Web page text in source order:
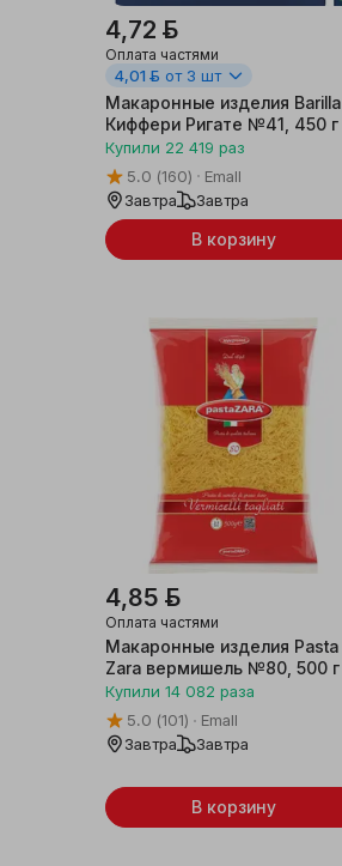
4,72 ƃ
Оплата частями
4,01 ƃ от 3 шт
Макаронные изделия Barilla
Киффери Ригате №41, 450 г
Купили 22 419 раз
5.0 (160)
Emall
Завтра
Завтра
В корзину
4,85 ƃ
Оплата частями
Макаронные изделия Pasta
Zara вермишель №80, 500 г
Купили 14 082 раза
5.0 (101)
Emall
Завтра
Завтра
В корзину